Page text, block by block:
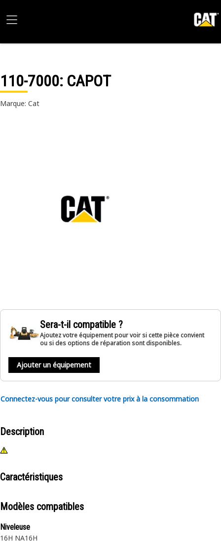
110-7000: CAPOT
Marque: Cat
Sera-t-il compatible ?
Ajoutez votre équipement pour voir si cette pièce convient
ou si des options de réparation sont disponibles.
Ajouter un équipement
Connectez-vous pour consulter votre prix à la consommation
Description
Caractéristiques
Modèles compatibles
Niveleuse
16H NA16H